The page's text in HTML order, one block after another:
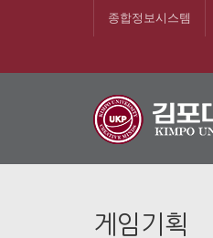
종합정보시스템
게임기획